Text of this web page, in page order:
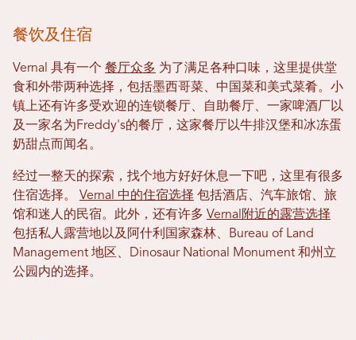
餐饮及住宿
Vernal 具有一个 餐厅众多 为了满足各种口味，这里提供堂
食和外带两种选择，包括墨西哥菜、中国菜和美式菜肴。小
镇上还有许多受欢迎的连锁餐厅、自助餐厅、一家啤酒厂以
及一家名为Freddy's的餐厅，这家餐厅以牛排汉堡和冰冻蛋
奶甜点而闻名。
经过一整天的探索，找个地方好好休息一下吧，这里有很多
住宿选择。 Vernal 中的住宿选择 包括酒店、汽车旅馆、旅
馆和迷人的民宿。此外，还有许多 Vernal附近的露营选择
包括私人露营地以及阿什利国家森林、Bureau of Land
Management 地区、Dinosaur National Monument 和州立
公园内的选择。